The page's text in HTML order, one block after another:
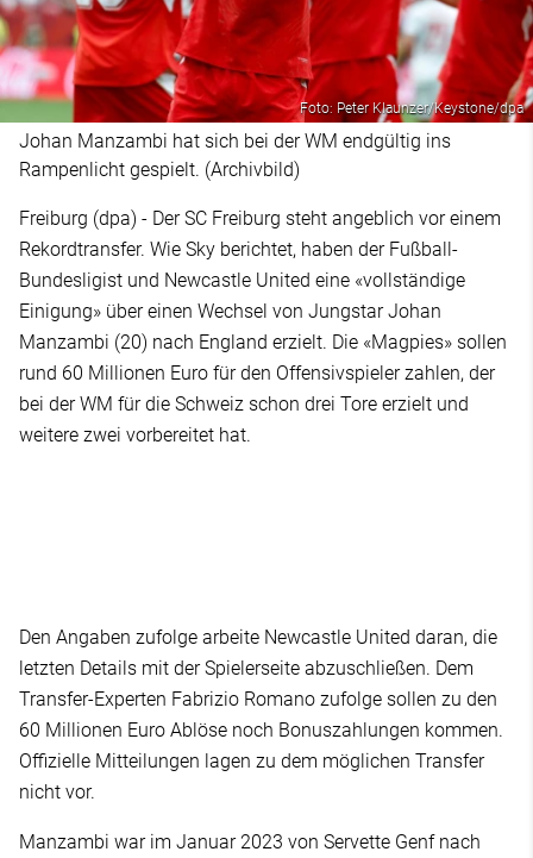
Foto: Peter Klaunzer/Keystone/dpa
Johan Manzambi hat sich bei der WM endgültig ins
Rampenlicht gespielt. (Archivbild)
Freiburg (dpa) - Der SC Freiburg steht angeblich vor einem
Rekordtransfer. Wie Sky berichtet, haben der Fußball-
Bundesligist und Newcastle United eine «vollständige
Einigung» über einen Wechsel von Jungstar Johan
Manzambi (20) nach England erzielt. Die «Magpies» sollen
rund 60 Millionen Euro für den Offensivspieler zahlen, der
bei der WM für die Schweiz schon drei Tore erzielt und
weitere zwei vorbereitet hat.
Den Angaben zufolge arbeite Newcastle United daran, die
letzten Details mit der Spielerseite abzuschließen. Dem
Transfer-Experten Fabrizio Romano zufolge sollen zu den
60 Millionen Euro Ablöse noch Bonuszahlungen kommen.
Offizielle Mitteilungen lagen zu dem möglichen Transfer
nicht vor.
Manzambi war im Januar 2023 von Servette Genf nach